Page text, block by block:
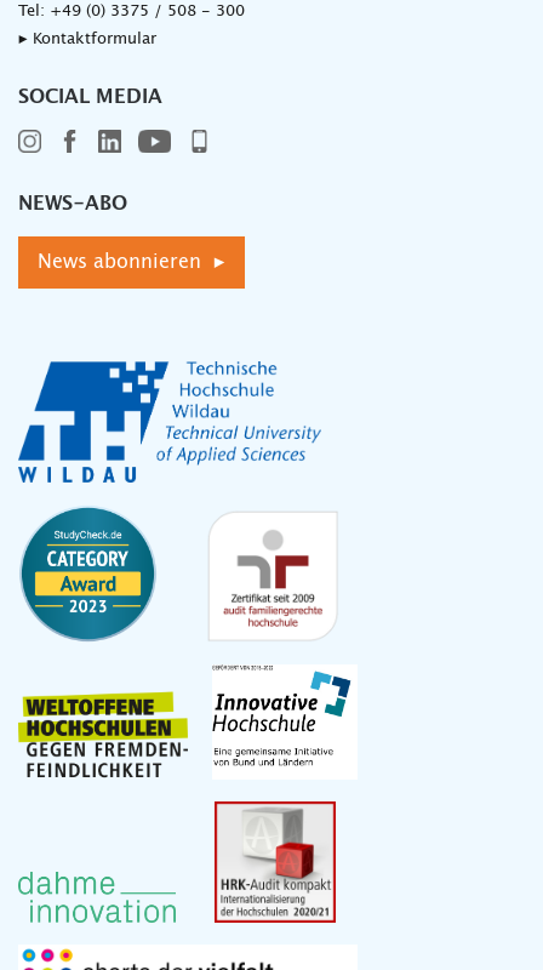
Tel: +49 (0) 3375 / 508 - 300
▸ Kontaktformular
SOCIAL MEDIA
NEWS-ABO
News abonnieren ▸